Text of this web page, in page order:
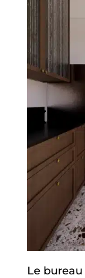
Le bureau